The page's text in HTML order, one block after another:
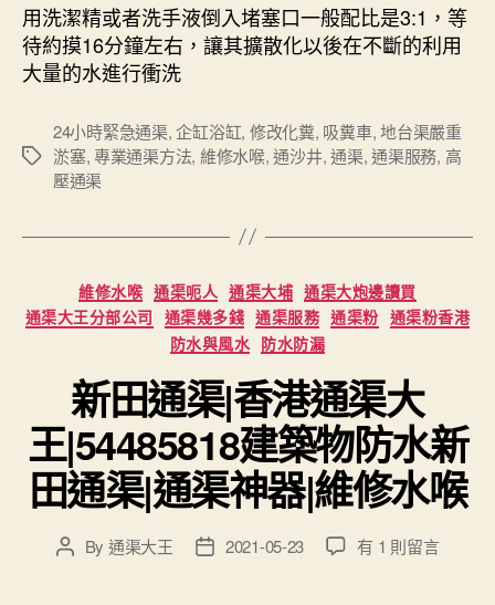
用洗潔精或者洗手液倒入堵塞口一般配比是3:1，等
待約摸16分鐘左右，讓其擴散化以後在不斷的利用
大量的水進行衝洗
Tags
24小時緊急通渠,企缸浴缸, 修改化糞, 吸糞車,地台渠嚴重
淤塞,專業通渠方法, 維修水喉,通沙井,通渠,通渠服務, 高
壓通渠
Categories
維修水喉 通渠呃人 通渠大埔 通渠大炮邊讀買
通渠大王分部公司 通渠幾多錢 通渠服務 通渠粉 通渠粉香港
防水與風水 防水防漏
新田通渠|香港通渠大
王|54485818建築物防水新
田通渠|通渠神器|維修水喉
PostBy 通渠大王
Post2021-05-23
在
有 1 則留言